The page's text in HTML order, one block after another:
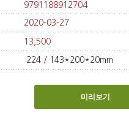
9791188912704
2020-03-27
13,500
224 / 143*200*20mm